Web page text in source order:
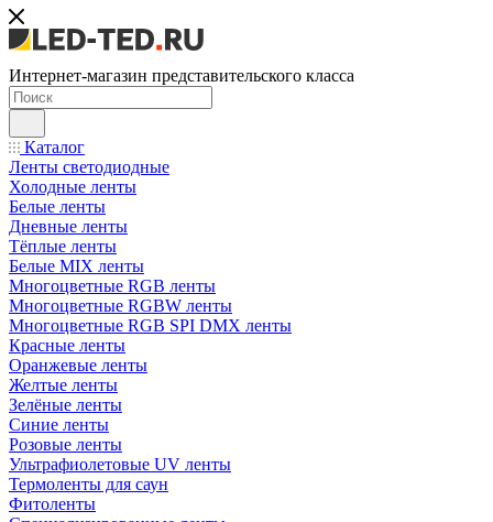
Интернет-магазин представительского класса
Каталог
Ленты светодиодные
Холодные ленты
Белые ленты
Дневные ленты
Тёплые ленты
Белые MIX ленты
Многоцветные RGB ленты
Многоцветные RGBW ленты
Многоцветные RGB SPI DMX ленты
Красные ленты
Оранжевые ленты
Желтые ленты
Зелёные ленты
Синие ленты
Розовые ленты
Ультрафиолетовые UV ленты
Термоленты для саун
Фитоленты